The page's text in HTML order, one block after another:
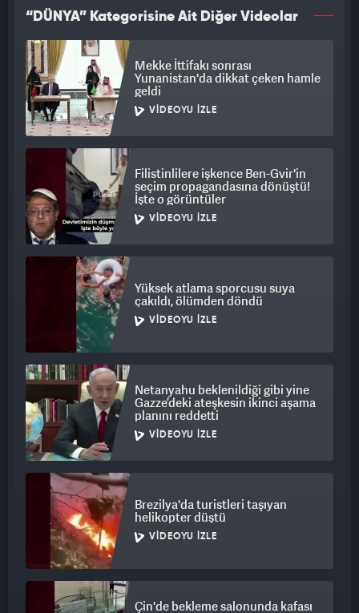
“DÜNYA” Kategorisine Ait Diğer Videolar
Mekke İttifakı sonrası
Yunanistan'da dikkat çeken hamle
geldi
VIDEOYU İZLE
Filistinlilere işkence Ben-Gvir'in
seçim propagandasına dönüştü!
İşte o görüntüler
VIDEOYU İZLE
Yüksek atlama sporcusu suya
çakıldı, ölümden döndü
VIDEOYU İZLE
Netanyahu beklenildiği gibi yine
Gazze’deki ateşkesin ikinci aşama
planını reddetti
VIDEOYU İZLE
Brezilya'da turistleri taşıyan
helikopter düştü
VIDEOYU İZLE
Çin'de bekleme salonunda kafası